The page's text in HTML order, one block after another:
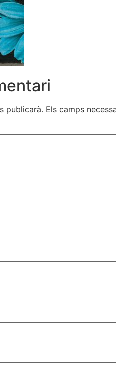
publicarà. Els camps